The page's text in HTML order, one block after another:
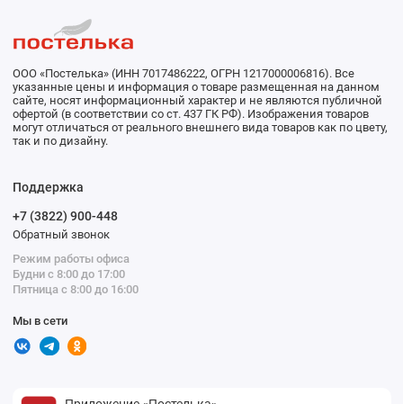
ООО «Постелька» (ИНН 7017486222, ОГРН 1217000006816). Все
указанные цены и информация о товаре размещенная на данном
сайте, носят информационный характер и не являются публичной
офертой (в соответствии со ст. 437 ГК РФ). Изображения товаров
могут отличаться от реального внешнего вида товаров как по цвету,
так и по дизайну.
Поддержка
+7 (3822) 900-448
Обратный звонок
Режим работы офиса
Будни с 8:00 до 17:00
Пятница с 8:00 до 16:00
Мы в сети